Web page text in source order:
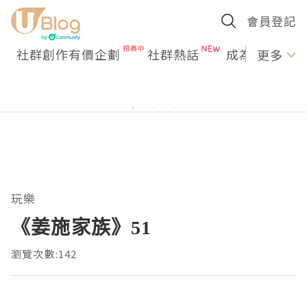
會員登記
社群創作有價企劃 社群熱話 成為U更多
玩樂
《姜施家族》51
瀏覽次數:142